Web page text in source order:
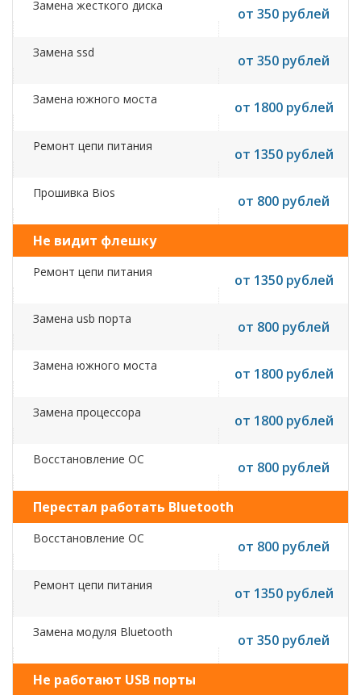
Замена жесткого диска от 350 рублей
Замена ssd от 350 рублей
Замена южного моста от 1800 рублей
Ремонт цепи питания от 1350 рублей
Прошивка Bios от 800 рублей
Не видит флешку
Ремонт цепи питания от 1350 рублей
Замена usb порта от 800 рублей
Замена южного моста от 1800 рублей
Замена процессора от 1800 рублей
Восстановление ОС от 800 рублей
Перестал работать Bluetooth
Восстановление ОС от 800 рублей
Ремонт цепи питания от 1350 рублей
Замена модуля Bluetooth от 350 рублей
Не работают USB порты